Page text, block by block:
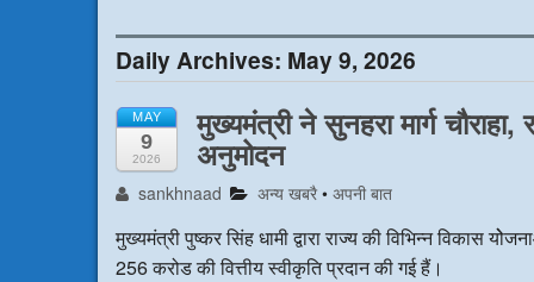
Daily Archives: May 9, 2026
MAY
9
2026
मुख्यमंत्री ने सुनहरा मार्ग
अनुमोदन
sankhnaad अन्य खबरै •अपनी बात
मुख्यमंत्री पुष्कर सिंह धामी द्वारा राज्य की विभिन्न विकास
256 करोड की वित्तीय स्वीकृति प्रदान की गई हैं।